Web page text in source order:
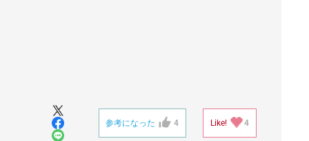
参考になった 4 Like! 4